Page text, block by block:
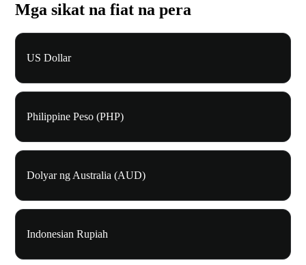
Mga sikat na fiat na pera
US Dollar
Philippine Peso (PHP)
Dolyar ng Australia (AUD)
Indonesian Rupiah